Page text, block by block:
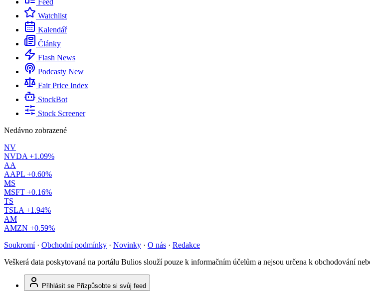
Feed
Watchlist
Kalendář
Články
Flash News
Podcasty New
Fair Price Index
StockBot
Stock Screener
Nedávno zobrazené
NV
NVDA +1.09%
AA
AAPL +0.60%
MS
MSFT +0.16%
TS
TSLA +1.94%
AM
AMZN +0.59%
Soukromí · Obchodní podmínky · Novinky · O nás · Redakce
Veškerá data poskytovaná na portálu Bulios slouží pouze k informačním účelům a nejsou určena k obchodování
Přihlásit se Přizpůsobte si svůj feed